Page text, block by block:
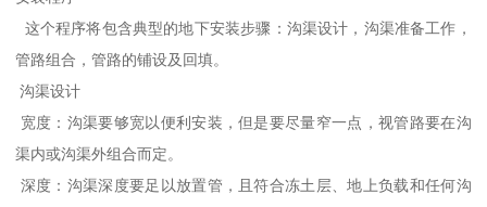
这个程序将包含典型的地下安装步骤：沟渠设计，沟渠准备工作，
管路组合，管路的铺设及回填。
沟渠设计
宽度：沟渠要够宽以便利安装，但是要尽量窄一点，视管路要在沟
渠内或沟渠外组合而定。
深度：沟渠深度要足以放置管，且符合冻土层、地上负载和任何沟